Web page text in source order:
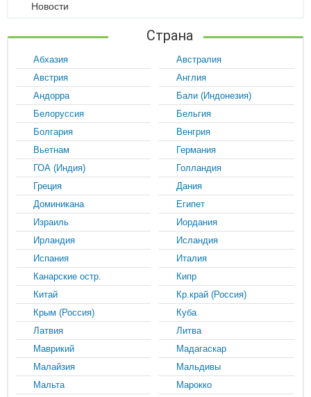
Новости
Страна
Абхазия
Австралия
Австрия
Англия
Андорра
Бали (Индонезия)
Белоруссия
Бельгия
Болгария
Венгрия
Вьетнам
Германия
ГОА (Индия)
Голландия
Греция
Дания
Доминикана
Египет
Израиль
Иордания
Ирландия
Исландия
Испания
Италия
Канарские остр.
Кипр
Китай
Кр.край (Россия)
Крым (Россия)
Куба
Латвия
Литва
Маврикий
Мадагаскар
Малайзия
Мальдивы
Мальта
Марокко